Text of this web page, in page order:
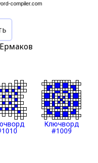
compiler.com
Ключворд
#1009